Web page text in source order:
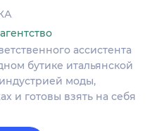
ассистента
бутике итальянской
моды,
и готовы взять на себя